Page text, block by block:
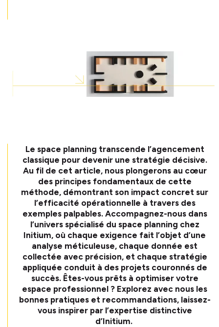
Le space planning transcende l’agencement
classique pour devenir une stratégie décisive.
Au fil de cet article, nous plongerons au cœur
des principes fondamentaux de cette
méthode, démontrant son impact concret sur
l’efficacité opérationnelle à travers des
exemples palpables. Accompagnez-nous dans
l’univers spécialisé du space planning chez
Initium, où chaque exigence fait l’objet d’une
analyse méticuleuse, chaque donnée est
collectée avec précision, et chaque stratégie
appliquée conduit à des projets couronnés de
succès. Êtes-vous prêts à optimiser votre
espace professionnel ? Explorez avec nous les
bonnes pratiques et recommandations, laissez-
vous inspirer par l’expertise distinctive
d’Initium.